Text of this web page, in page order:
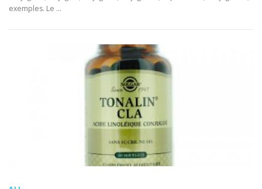
exemples. Le …